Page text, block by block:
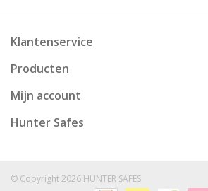
Klantenservice
Producten
Mijn account
Hunter Safes
© Copyright 2026 HUNTER SAFES